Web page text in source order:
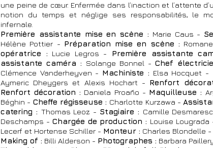
une peine de cœur. Enfermée dans l’inaction et l’attente
notion du temps et néglige ses responsabilités, le
infernale.
Première assistante mise en scène : Marie Caus -
Hélène Pottier - Préparation mise en scène :
opératrice : Lucie Legros - Première assistante
assistante caméra : Solange Bonnel -Chef
Clémence Vanderheyven - Machiniste : Elsa Hocquet -
Aymeric Dheygers et Alexis Hochart - Renfort
Renfort décoration : Daniela Proaño - Maquilleuse :
Béghin - Cheffe régisseuse : Charlotte Kurzawa -
catering : Thomas Leoz - Stagiaire : Camille
Deschamps - Chargée de production : Louise Lougrada
Lecerf et Hortense Schiller - Monteur : Charles Blondelle -
Making of : Billi Alderson - Photographes : Barbara